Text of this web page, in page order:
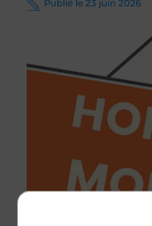
Publié le 23 juin 2026